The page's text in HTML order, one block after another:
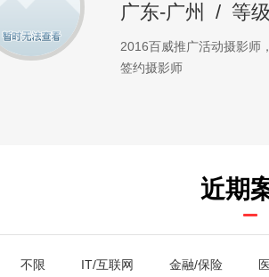
广东-广州 / 等
2016百威推广活动摄影师
签约摄影师
近期
不限 IT/互联网 金融/保险